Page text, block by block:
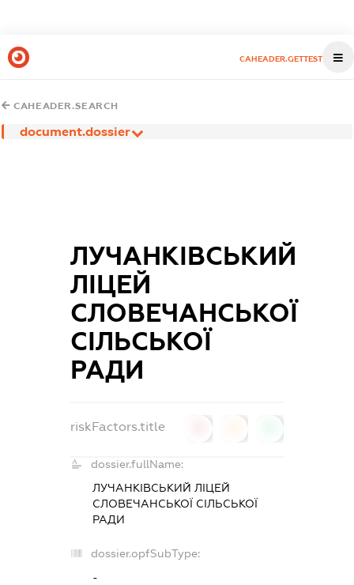
CAHEADER.GETTEST
CAHEADER.SEARCH
document.dossier
ЛУЧАНКІВСЬКИЙ
ЛІЦЕЙ
СЛОВЕЧАНСЬКОЇ
СІЛЬСЬКОЇ
РАДИ
riskFactors.title
dossier.fullName:
ЛУЧАНКІВСЬКИЙ ЛІЦЕЙ
СЛОВЕЧАНСЬКОЇ СІЛЬСЬКОЇ
РАДИ
dossier.opfSubType:
-